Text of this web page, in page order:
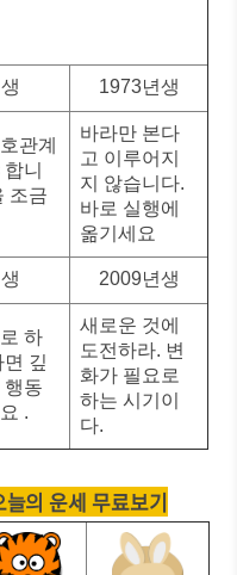
1973년생
관계
니
조금
바라만 본다
고 이루어지
지 않습니다.
바로 실행에
옮기세요
2009년생
하
깊
행동
.
새로운 것에
도전하라. 변
화가 필요로
하는 시기이
다.
의 운세 무료보기